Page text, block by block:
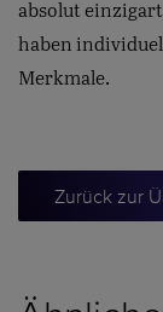
absolut
haben
Merkmale.
Zurück zur